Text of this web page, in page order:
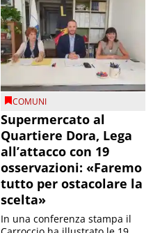
COMUNI
Supermercato al
Quartiere Dora, Lega
all’attacco con 19
osservazioni: «Faremo
tutto per ostacolare la
scelta»
In una conferenza stampa il